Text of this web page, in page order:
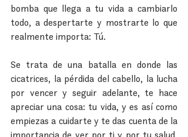
bomba que llega a tu vida a cambiarlo
todo, a despertarte y mostrarte lo que
realmente importa: Tú.
Se trata de una batalla en donde las
cicatrices, la pérdida del cabello, la lucha
por vencer y seguir adelante, te hace
apreciar una cosa: tu vida, y es así como
empiezas a cuidarte y te das cuenta de la